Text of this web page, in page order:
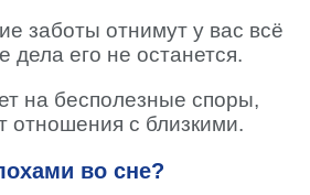
заботы отнимут у вас всё
дела его не останется.
на бесполезные споры,
отношения с близкими.
во сне?